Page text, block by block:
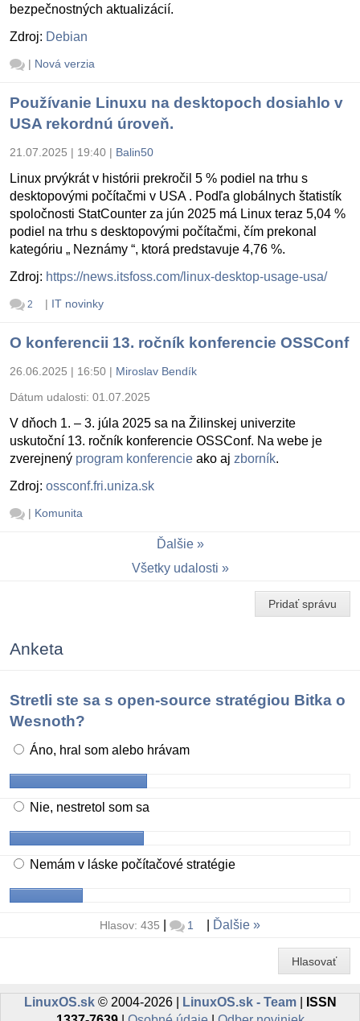
bezpečnostných aktualizácií.
Zdroj: Debian
| Nová verzia
Používanie Linuxu na desktopoch dosiahlo v
USA rekordnú úroveň.
21.07.2025 | 19:40 | Balin50
Linux prvýkrát v histórii prekročil 5 % podiel na trhu s
desktopovými počítačmi v USA . Podľa globálnych štatistík
spoločnosti StatCounter za jún 2025 má Linux teraz 5,04 %
podiel na trhu s desktopovými počítačmi, čím prekonal
kategóriu „ Neznámy “, ktorá predstavuje 4,76 %.
Zdroj: https://news.itsfoss.com/linux-desktop-usage-usa/
2 | IT novinky
O konferencii 13. ročník konferencie OSSConf
26.06.2025 | 16:50 | Miroslav Bendík
Dátum udalosti: 01.07.2025
V dňoch 1. – 3. júla 2025 sa na Žilinskej univerzite
uskutoční 13. ročník konferencie OSSConf. Na webe je
zverejnený program konferencie ako aj zborník.
Zdroj: ossconf.fri.uniza.sk
| Komunita
Ďalšie
Všetky udalosti
Pridať správu
Anketa
Stretli ste sa s open-source stratégiou Bitka o
Wesnoth?
Áno, hral som alebo hrávam
Nie, nestretol som sa
Nemám v láske počítačové stratégie
Hlasov: 435 1 Ďalšie
Hlasovať
LinuxOS.sk© 2004-2026 | LinuxOS.sk - Team|
ISSN